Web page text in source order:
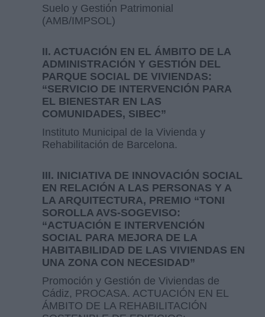
Suelo y Gestión Patrimonial
(AMB/IMPSOL)
II. ACTUACIÓN EN EL ÁMBITO DE LA
ADMINISTRACIÓN Y GESTIÓN DEL
PARQUE SOCIAL DE VIVIENDAS:
“SERVICIO DE INTERVENCIÓN PARA
EL BIENESTAR EN LAS
COMUNIDADES, SIBEC”
Instituto Municipal de la Vivienda y
Rehabilitación de Barcelona.
III. INICIATIVA DE INNOVACIÓN SOCIAL
EN RELACIÓN A LAS PERSONAS Y A
LA ARQUITECTURA, PREMIO “TONI
SOROLLA AVS-SOGEVISO:
“ACTUACIÓN E INTERVENCIÓN
SOCIAL PARA MEJORA DE LA
HABITABILIDAD DE LAS VIVIENDAS EN
UNA ZONA CON NECESIDAD”
Promoción y Gestión de Viviendas de
Cádiz, PROCASA. ACTUACIÓN EN EL
ÁMBITO DE LA REHABILITACIÓN